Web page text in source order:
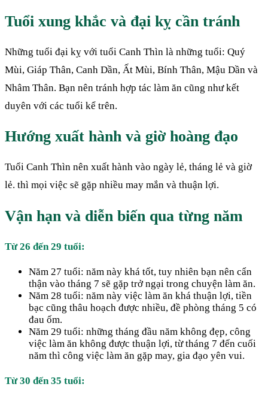
Tuổi xung khắc và đại kỵ cần tránh
Những tuổi đại kỵ với tuổi Canh Thìn là những tuổi: Quý
Mùi, Giáp Thân, Canh Dần, Ất Mùi, Bính Thân, Mậu Dần và
Nhâm Thân. Bạn nên tránh hợp tác làm ăn cũng như kết
duyên với các tuổi kể trên.
Hướng xuất hành và giờ hoàng đạo
Tuổi Canh Thìn nên xuất hành vào ngày lẻ, tháng lẻ và giờ
lẻ. thì mọi việc sẽ gặp nhiều may mắn và thuận lợi.
Vận hạn và diễn biến qua từng năm
Từ 26 đến 29 tuổi:
Năm 27 tuổi: năm này khá tốt, tuy nhiên bạn nên cẩn
thận vào tháng 7 sẽ gặp trở ngại trong chuyện làm ăn.
Năm 28 tuổi: năm này việc làm ăn khá thuận lợi, tiền
bạc cũng thâu hoạch được nhiều, đề phòng tháng 5 có
đau ốm.
Năm 29 tuổi: những tháng đầu năm không đẹp, công
việc làm ăn không được thuận lợi, từ tháng 7 đến cuối
năm thì công việc làm ăn gặp may, gia đạo yên vui.
Từ 30 đến 35 tuổi: